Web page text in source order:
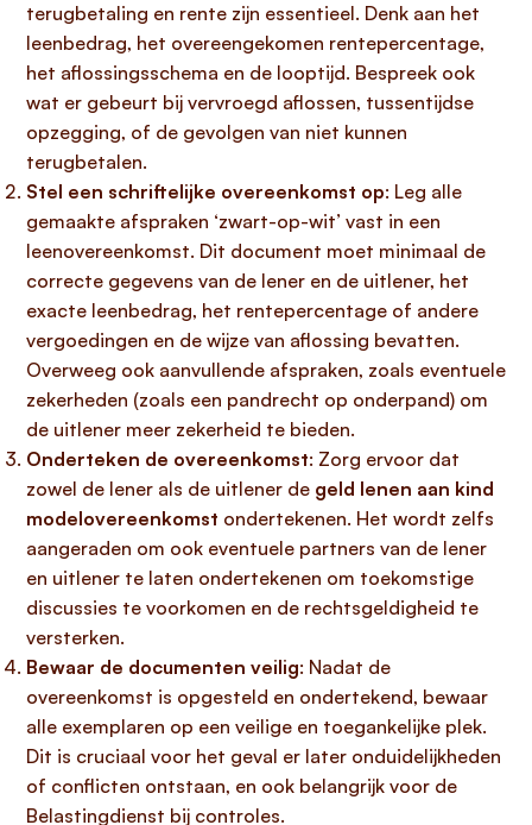
terugbetaling en rente zijn essentieel. Denk aan het
leenbedrag, het overeengekomen rentepercentage,
het aflossingsschema en de looptijd. Bespreek ook
wat er gebeurt bij vervroegd aflossen, tussentijdse
opzegging, of de gevolgen van niet kunnen
terugbetalen.
Stel een schriftelijke overeenkomst op: Leg alle
gemaakte afspraken ‘zwart-op-wit’ vast in een
leenovereenkomst. Dit document moet minimaal de
correcte gegevens van de lener en de uitlener, het
exacte leenbedrag, het rentepercentage of andere
vergoedingen en de wijze van aflossing bevatten.
Overweeg ook aanvullende afspraken, zoals eventuele
zekerheden (zoals een pandrecht op onderpand) om
de uitlener meer zekerheid te bieden.
Onderteken de overeenkomst: Zorg ervoor dat
zowel de lener als de uitlener de geld lenen aan kind
modelovereenkomst ondertekenen. Het wordt zelfs
aangeraden om ook eventuele partners van de lener
en uitlener te laten ondertekenen om toekomstige
discussies te voorkomen en de rechtsgeldigheid te
versterken.
Bewaar de documenten veilig: Nadat de
overeenkomst is opgesteld en ondertekend, bewaar
alle exemplaren op een veilige en toegankelijke plek.
Dit is cruciaal voor het geval er later onduidelijkheden
of conflicten ontstaan, en ook belangrijk voor de
Belastingdienst bij controles.